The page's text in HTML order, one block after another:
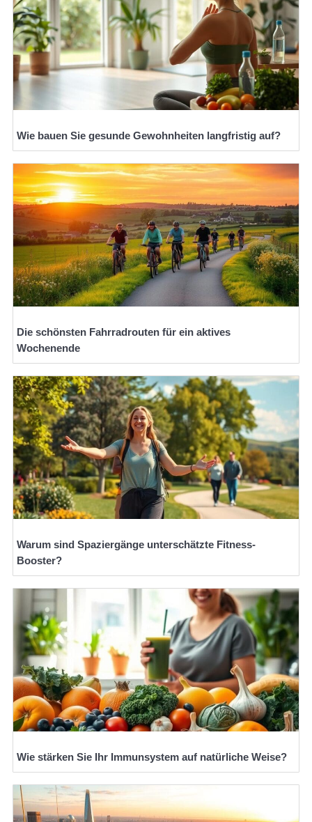
Wie bauen Sie gesunde Gewohnheiten langfristig auf?
Die schönsten Fahrradrouten für ein aktives
Wochenende
Warum sind Spaziergänge unterschätzte Fitness-
Booster?
Wie stärken Sie Ihr Immunsystem auf natürliche Weise?